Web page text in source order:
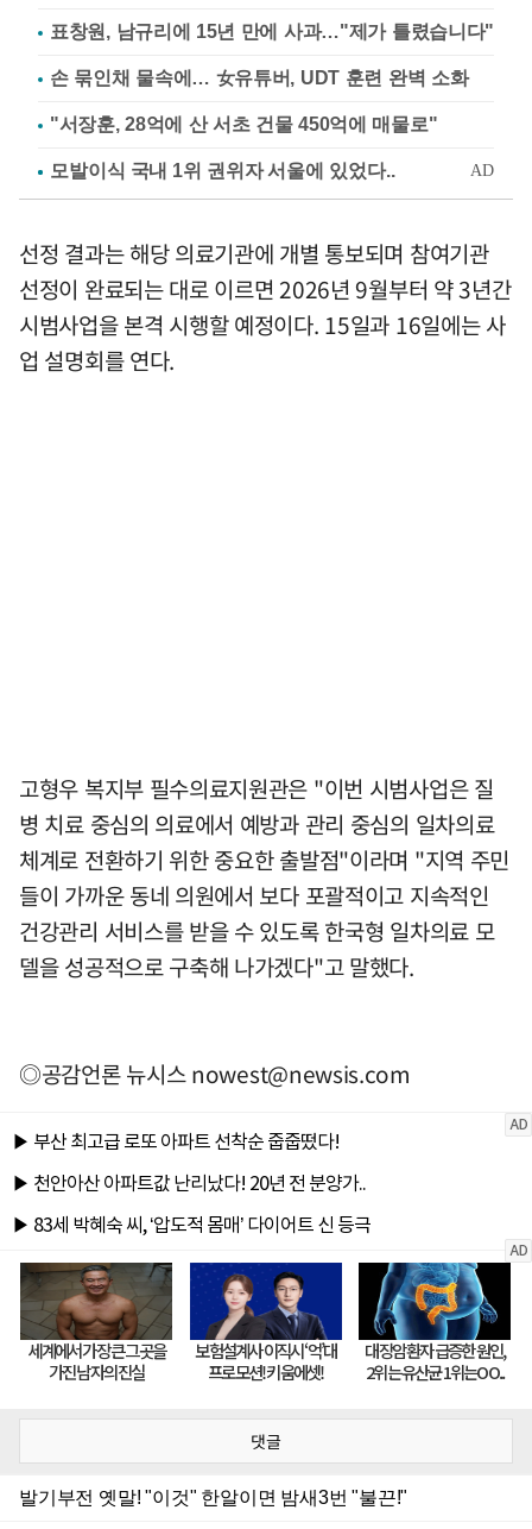
표창원, 남규리에 15년 만에 사과…"제가 틀렸습니다"
손 묶인채 물속에… 女유튜버, UDT 훈련 완벽 소화
"서장훈, 28억에 산 서초 건물 450억에 매물로"
선정 결과는 해당 의료기관에 개별 통보되며 참여기관
선정이 완료되는 대로 이르면 2026년 9월부터 약 3년간
시범사업을 본격 시행할 예정이다. 15일과 16일에는 사
업 설명회를 연다.
고형우 복지부 필수의료지원관은 "이번 시범사업은 질
병 치료 중심의 의료에서 예방과 관리 중심의 일차의료
체계로 전환하기 위한 중요한 출발점"이라며 "지역 주민
들이 가까운 동네 의원에서 보다 포괄적이고 지속적인
건강관리 서비스를 받을 수 있도록 한국형 일차의료 모
델을 성공적으로 구축해 나가겠다"고 말했다.
◎공감언론 뉴시스nowest@newsis.com
댓글